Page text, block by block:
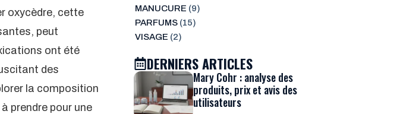
oxycèdre, cette
peut
ont été
des
la composition
prendre pour une
MANUCURE (9)
PARFUMS(15)
VISAGE (2)
DERNIERS ARTICLES
Mary Cohr : analyse des
produits, prix et avis des
utilisateurs